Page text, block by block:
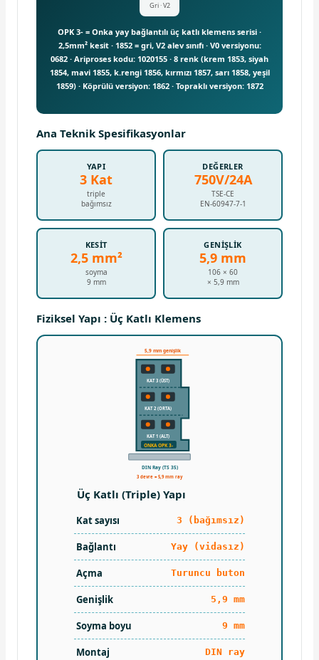
Gri · V2
OPK 3- = Onka yay bağlantılı üç katlı klemens serisi ·
2,5mm² kesit · 1852 = gri, V2 alev sınıfı · V0 versiyonu:
0682 · Ariproses kodu: 1020155 · 8 renk (krem 1853, siyah
1854, mavi 1855, k.rengi 1856, kırmızı 1857, sarı 1858, yeşil
1859) · Köprülü versiyon: 1862 · Topraklı versiyon: 1872
Ana Teknik Spesifikasyonlar
YAPI
3 Kat
triple
bağımsız
DEĞERLER
750V/24A
TSE-CE
EN-60947-7-1
KESIT
2,5 mm²
soyma
9 mm
GENIŞLIK
5,9 mm
106 × 60
× 5,9 mm
Fiziksel Yapı : Üç Katlı Klemens
KAT 3 (ÜST)
KAT 2 (ORTA)
KAT 1 (ALT)
ONKA OPK 3-
DIN Ray (TS 35)
3 devre = 5,9 mm ray
5,9 mm genişlik
Üç Katlı (Triple) Yapı
Kat sayısı 3 (bağımsız)
Bağlantı Yay (vidasız)
Açma Turuncu buton
Genişlik 5,9 mm
Soyma boyu 9 mm
Montaj DIN ray